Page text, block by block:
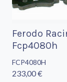
Ferodo
Fcp4080h
FCP4080H
233,00 €